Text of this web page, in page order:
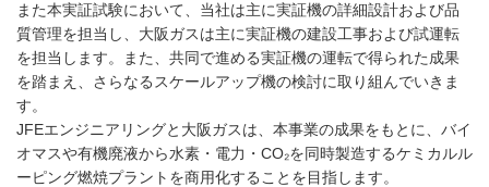
また本実証試験において、当社は主に実証機の詳細設計および品
質管理を担当し、大阪ガスは主に実証機の建設工事および試運転
を担当します。また、共同で進める実証機の運転で得られた成果
を踏まえ、さらなるスケールアップ機の検討に取り組んでいきま
す。
JFEエンジニアリングと大阪ガスは、本事業の成果をもとに、バイ
オマスや有機廃液から水素・電力・CO₂を同時製造するケミカルル
ーピング燃焼プラントを商用化することを目指します。